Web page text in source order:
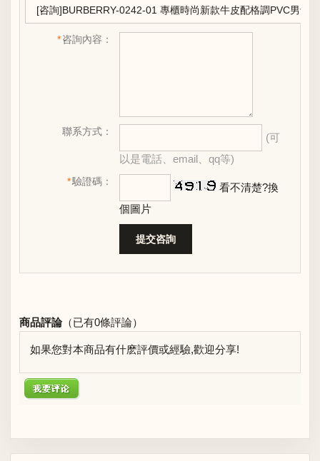
*咨詢內容：
聯系方式：
(可
以是電話、email、qq等)
*驗證碼：
看不清楚?換
個圖片
商品評論（已有0條評論）
如果您對本商品有什麽評價或經驗,歡迎分享!